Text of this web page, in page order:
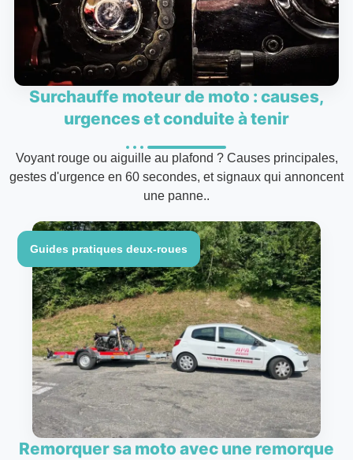
Surchauffe moteur de moto : causes,
urgences et conduite à tenir
Voyant rouge ou aiguille au plafond ? Causes principales,
gestes d'urgence en 60 secondes, et signaux qui annoncent
une panne..
Guides pratiques deux-roues
Remorquer sa moto avec une remorque